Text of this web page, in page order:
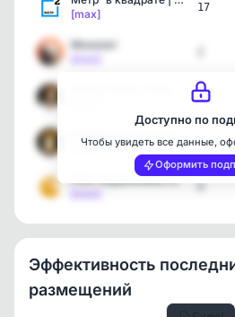
[max]
17
Монолит
1
[max]
3
РИА Недвижимость
9
Доступно по
Чтобы увидеть все данные,
Оформить
Эффективность
размещений